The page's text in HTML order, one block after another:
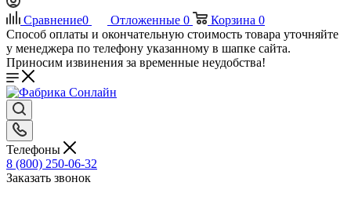
Сравнение0 Отложенные 0 Корзина 0
Способ оплаты и окончательную стоимость товара уточняйте
у менеджера по телефону указанному в шапке сайта.
Приносим извинения за временные неудобства!
Телефоны
8 (800) 250-06-32
Заказать звонок